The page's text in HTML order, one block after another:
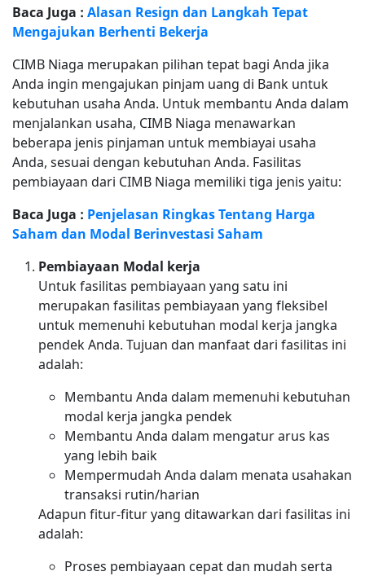
Baca Juga : Alasan Resign dan Langkah Tepat
Mengajukan Berhenti Bekerja
CIMB Niaga merupakan pilihan tepat bagi Anda jika
Anda ingin mengajukan pinjam uang di Bank untuk
kebutuhan usaha Anda. Untuk membantu Anda dalam
menjalankan usaha, CIMB Niaga menawarkan
beberapa jenis pinjaman untuk membiayai usaha
Anda, sesuai dengan kebutuhan Anda. Fasilitas
pembiayaan dari CIMB Niaga memiliki tiga jenis yaitu:
Baca Juga : Penjelasan Ringkas Tentang Harga
Saham dan Modal Berinvestasi Saham
Pembiayaan Modal kerja
Untuk fasilitas pembiayaan yang satu ini
merupakan fasilitas pembiayaan yang fleksibel
untuk memenuhi kebutuhan modal kerja jangka
pendek Anda. Tujuan dan manfaat dari fasilitas ini
adalah:
Membantu Anda dalam memenuhi kebutuhan
modal kerja jangka pendek
Membantu Anda dalam mengatur arus kas
yang lebih baik
Mempermudah Anda dalam menata usahakan
transaksi rutin/harian
Adapun fitur-fitur yang ditawarkan dari fasilitas ini
adalah:
Proses pembiayaan cepat dan mudah serta